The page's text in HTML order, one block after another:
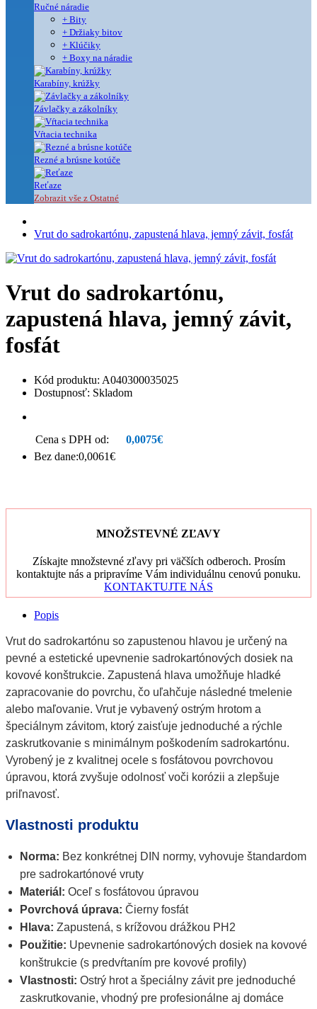
Ručné náradie
+ Bity
+ Držiaky bitov
+ Klúčiky
+ Boxy na náradie
Karabíny, krúžky
Závlačky a zákolníky
Vŕtacia technika
Rezné a brúsne kotúče
Reťaze
Zobrazit vše z Ostatné
Vrut do sadrokartónu, zapustená hlava, jemný závit, fosfát
Vrut do sadrokartónu,
zapustená hlava, jemný závit,
fosfát
Kód produktu: A040300035025
Dostupnosť: Skladom
Cena s DPH od:
0,0075€
Bez dane:0,0061€
MNOŽSTEVNÉ ZĽAVY
Získajte množstevné zľavy pri väčších odberoch. Prosím
kontaktujte nás a pripravíme Vám individuálnu cenovú ponuku.
KONTAKTUJTE NÁS
Popis
Vrut do sadrokartónu so zapustenou hlavou je určený na
pevné a estetické upevnenie sadrokartónových dosiek na
kovové konštrukcie. Zapustená hlava umožňuje hladké
zapracovanie do povrchu, čo uľahčuje následné tmelenie
alebo maľovanie. Vrut je vybavený ostrým hrotom a
špeciálnym závitom, ktorý zaisťuje jednoduché a rýchle
zaskrutkovanie s minimálnym poškodením sadrokartónu.
Vyrobený je z kvalitnej ocele s fosfátovou povrchovou
úpravou, ktorá zvyšuje odolnosť voči korózii a zlepšuje
priľnavosť.
Vlastnosti produktu
Norma: Bez konkrétnej DIN normy, vyhovuje štandardom
pre sadrokartónové vruty
Materiál: Oceľ s fosfátovou úpravou
Povrchová úprava: Čierny fosfát
Hlava: Zapustená, s krížovou drážkou PH2
Použitie: Upevnenie sadrokartónových dosiek na kovové
konštrukcie (s predvŕtaním pre kovové profily)
Vlastnosti: Ostrý hrot a špeciálny závit pre jednoduché
zaskrutkovanie, vhodný pre profesionálne aj domáce